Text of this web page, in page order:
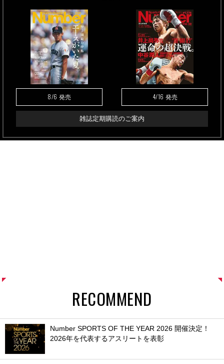
8/6 発売 4/16 発売
雑誌定期購読のご案内
RECOMMEND
Number SPORTS OF THE YEAR 2026 開催決定！
2026年を代表するアスリートを表彰